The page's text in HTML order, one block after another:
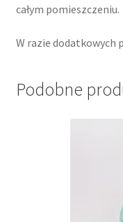
całym pomieszczeniu.
W razie dodatkowych
Podobne